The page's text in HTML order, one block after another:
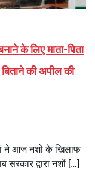
के लिए माता-पिता
की अपील की
ने आज नशों के खिलाफ
सरकार द्वारा नशों […]